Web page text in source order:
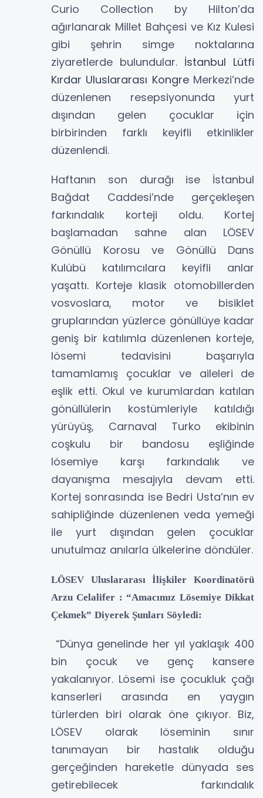
Curio Collection by Hilton’da
ağırlanarak Millet Bahçesi ve Kız Kulesi
gibi şehrin simge noktalarına
ziyaretlerde bulundular. İstanbul Lütfi
Kırdar Uluslararası KongreMerkezi’nde
düzenlenen resepsiyonunda yurt
dışından gelen çocuklar için
birbirinden farklı keyifli etkinlikler
düzenlendi.
Haftanın son durağı ise İstanbul
Bağdat Caddesi’nde gerçekleşen
farkındalık korteji oldu. Kortej
başlamadan sahne alan LÖSEV
Gönüllü Korosu ve Gönüllü Dans
Kulübü katılımcılara keyifli anlar
yaşattı. Korteje klasik otomobillerden
vosvoslara, motor ve bisiklet
gruplarından yüzlerce gönüllüye kadar
geniş bir katılımla düzenlenen korteje,
lösemi tedavisini başarıyla
tamamlamış çocuklar ve aileleri de
eşlik etti. Okul ve kurumlardan katılan
gönüllülerin kostümleriyle katıldığı
yürüyüş, Carnaval Turko ekibinin
coşkulu bir bandosu eşliğinde
lösemiye karşı farkındalık ve
dayanışma mesajıyla devam etti.
Kortej sonrasında ise Bedri Usta’nın ev
sahipliğinde düzenlenen veda yemeği
ile yurt dışından gelen çocuklar
unutulmaz anılarla ülkelerine döndüler.
LÖSEV Uluslararası İlişkiler Koordinatörü
Arzu Celalifer : “Amacımız Lösemiye Dikkat
Çekmek” Diyerek Şunları Söyledi:
“Dünya genelinde her yıl yaklaşık 400
bin çocuk ve genç kansere
yakalanıyor. Lösemi ise çocukluk çağı
kanserleri arasında en yaygın
türlerden biri olarak öne çıkıyor. Biz,
LÖSEV olarak löseminin sınır
tanımayan bir hastalık olduğu
gerçeğinden hareketle dünyada ses
getirebilecek farkındalık